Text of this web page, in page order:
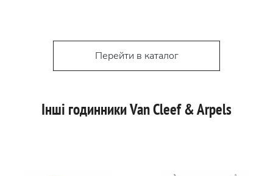
Перейти в каталог
Інші годинники Van Cleef & Arpels